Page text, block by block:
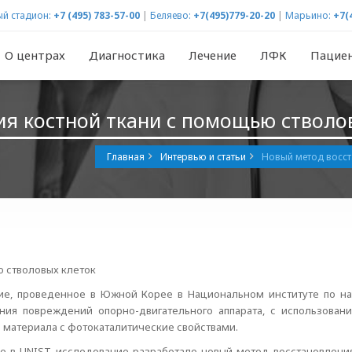
стадион: +7 (495) 783-57-00 | Беляево: +7(495)779-20-20 | Марьино:
О центрах Диагностика Лечение ЛФК
костной ткани с помощью
Главная Интервью и статьи Новый метод
клеток
проведенное в Южной Корее в Национальном институте по
повреждений опорно-двигательного аппарата, с
с фотокаталитические свойствами.